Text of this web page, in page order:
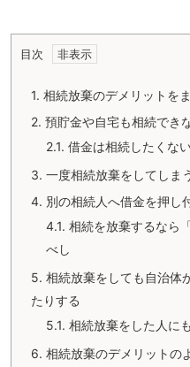
目次
1. 相続放棄のデメリットを
2. 預貯金や自宅も相続でき
2.1. 借金は相続したくな
3. 一度相続放棄をしてしま
4. 別の相続人へ借金を押し
4.1. 相続を放棄するなら
べし
5. 相続放棄をしても自治体
たりする
5.1. 相続放棄をした人に
6. 相続放棄のデメリットの